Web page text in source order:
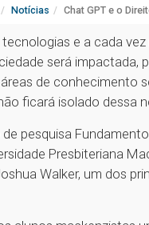
Notícias Chat GPT e o
e a cada
será impactada,
de conhecimento
ficará isolado dessa
pesquisa
Presbiteriana
Walker, um dos